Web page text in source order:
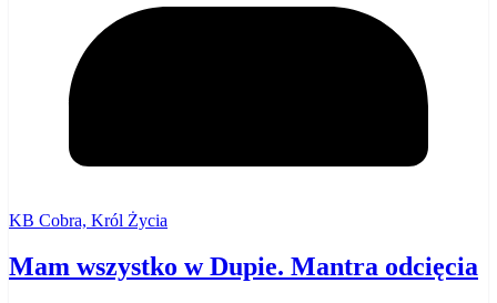
KB Cobra, Król Życia
Mam wszystko w Dupie. Mantra odcięcia